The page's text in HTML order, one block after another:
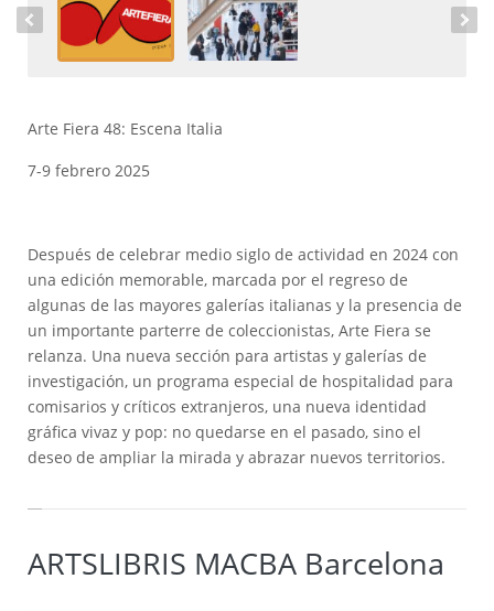
Arte Fiera 48: Escena Italia
7-9 febrero 2025
Después de celebrar medio siglo de actividad en 2024 con
una edición memorable, marcada por el regreso de
algunas de las mayores galerías italianas y la presencia de
un importante parterre de coleccionistas, Arte Fiera se
relanza. Una nueva sección para artistas y galerías de
investigación, un programa especial de hospitalidad para
comisarios y críticos extranjeros, una nueva identidad
gráfica vivaz y pop: no quedarse en el pasado, sino el
deseo de ampliar la mirada y abrazar nuevos territorios.
ARTSLIBRIS MACBA Barcelona